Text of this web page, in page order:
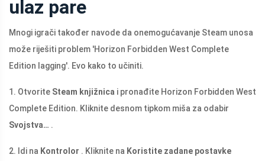
ulaz pare
Mnogi igrači također navode da onemogućavanje Steam unosa
može riješiti problem 'Horizon Forbidden West Complete
Edition lagging'. Evo kako to učiniti.
1. Otvorite Steam knjižnica i pronađite Horizon Forbidden West
Complete Edition. Kliknite desnom tipkom miša za odabir
Svojstva… .
2. Idi na Kontrolor . Kliknite na Koristite zadane postavke